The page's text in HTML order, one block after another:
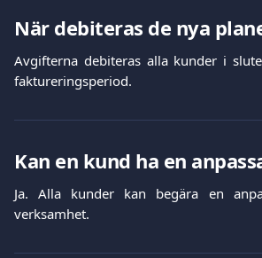
När debiteras de nya
Avgifterna debiteras alla kunder i
faktureringsperiod.
Kan en kund ha en
Ja. Alla kunder kan begära en
verksamhet.